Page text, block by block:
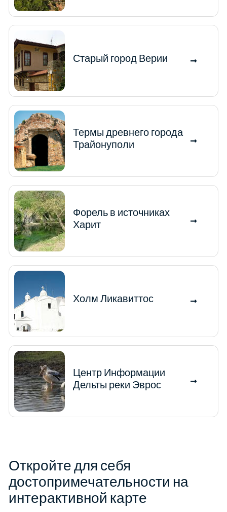
Старый город Верии
Термы древнего города
Трайонуполи
Форель в источниках
Харит
Холм Ликавиттос
Центр Информации
Дельты реки Эврос
Откройте для себя
достопримечательности на
интерактивной карте